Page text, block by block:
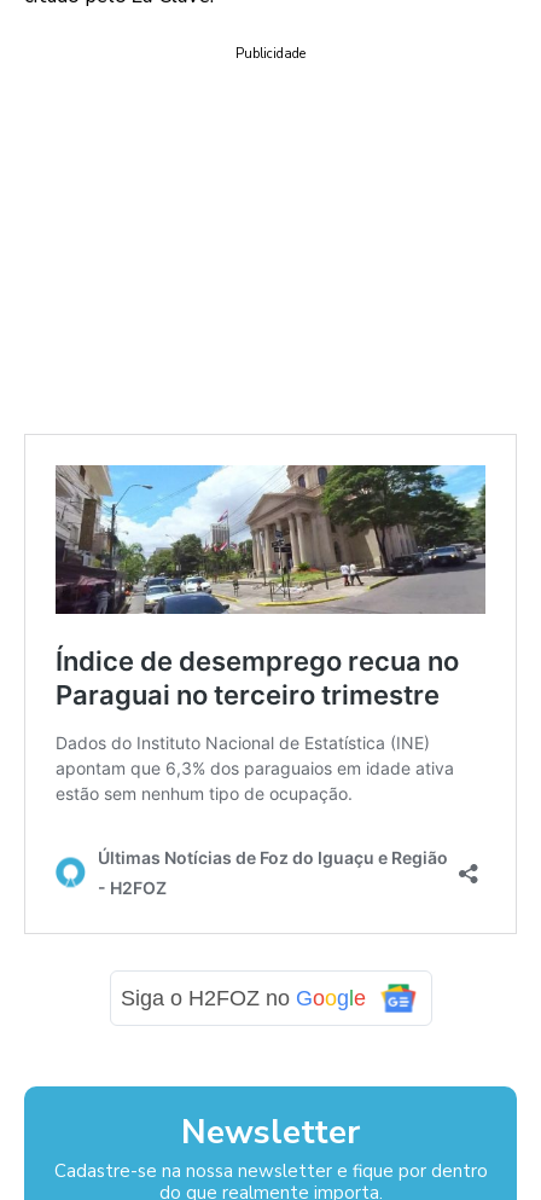
Publicidade
Siga o H2FOZ no Goog e
Newsletter
Cadastre-se na nossa newsletter e fique por dentro
do que realmente importa.